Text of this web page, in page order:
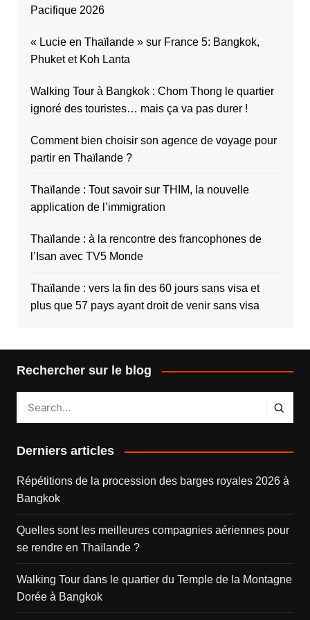
Pacifique 2026
« Lucie en Thaïlande » sur France 5: Bangkok,
Phuket et Koh Lanta
Walking Tour à Bangkok : Chom Thong le quartier
ignoré des touristes… mais ça va pas durer !
Comment bien choisir son agence de voyage pour
partir en Thaïlande ?
Thaïlande : Tout savoir sur THIM, la nouvelle
application de l’immigration
Thaïlande : à la rencontre des francophones de
l’Isan avec TV5 Monde
Thaïlande : vers la fin des 60 jours sans visa et
plus que 57 pays ayant droit de venir sans visa
Rechercher sur le blog
Derniers articles
Répétitions de la procession des barges royales 2026 à
Bangkok
Quelles sont les meilleures compagnies aériennes pour
se rendre en Thaïlande ?
Walking Tour dans le quartier du Temple de la Montagne
Dorée à Bangkok